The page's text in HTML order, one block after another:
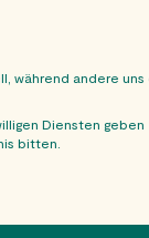
während andere uns
Diensten geben
bitten.
can be